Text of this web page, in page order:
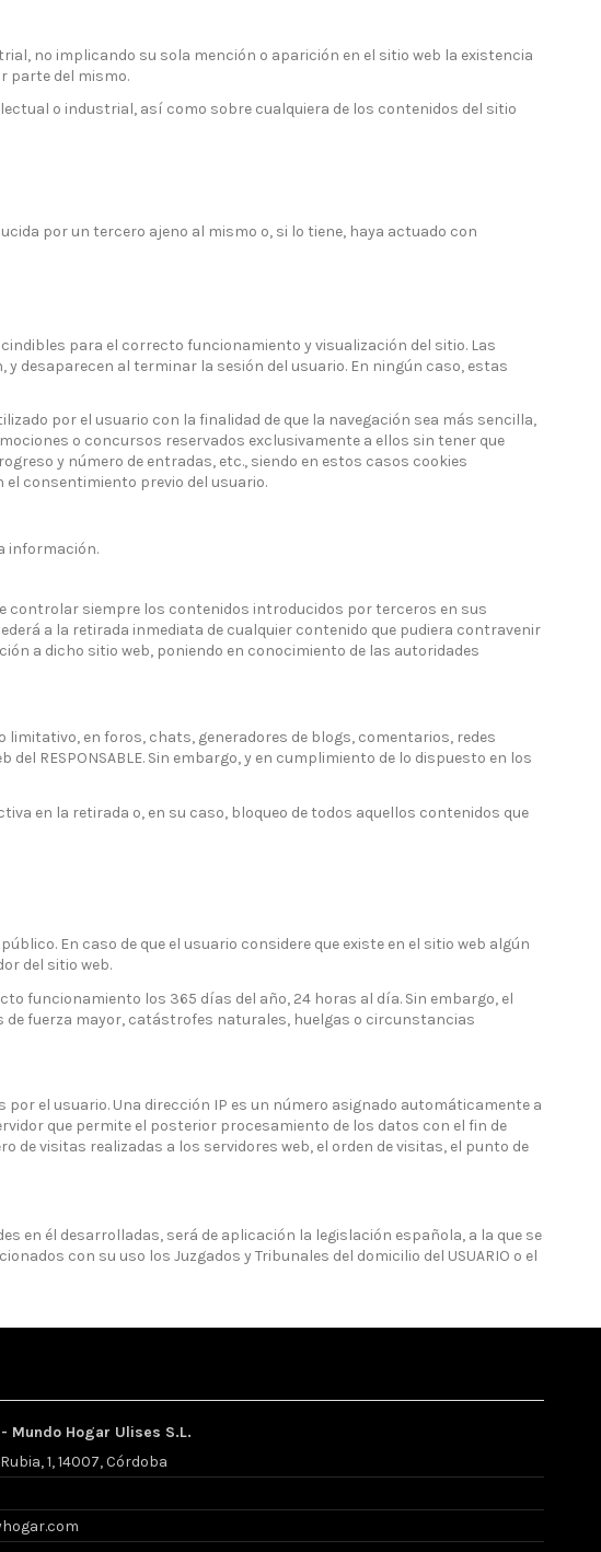
no implicando su sola mención o aparición en el sitio web la existencia
parte del mismo.
o industrial, así como sobre cualquiera de los contenidos del sitio
por un tercero ajeno al mismo o, si lo tiene, haya actuado con
para el correcto funcionamiento y visualización del sitio. Las
desaparecen al terminar la sesión del usuario. En ningún caso, estas
por el usuario con la finalidad de que la navegación sea más sencilla,
o concursos reservados exclusivamente a ellos sin tener que
y número de entradas, etc., siendo en estos casos cookies
consentimiento previo del usuario.
información.
controlar siempre los contenidos introducidos por terceros en sus
a la retirada inmediata de cualquier contenido que pudiera contravenir
a dicho sitio web, poniendo en conocimiento de las autoridades
limitativo, en foros, chats, generadores de blogs, comentarios, redes
RESPONSABLE. Sin embargo, y en cumplimiento de lo dispuesto en los
en la retirada o, en su caso, bloqueo de todos aquellos contenidos que
En caso de que el usuario considere que existe en el sitio web algún
del sitio web.
funcionamiento los 365 días del año, 24 horas al día. Sin embargo, el
de fuerza mayor, catástrofes naturales, huelgas o circunstancias
el usuario. Una dirección IP es un número asignado automáticamente a
que permite el posterior procesamiento de los datos con el fin de
visitas realizadas a los servidores web, el orden de visitas, el punto de
en él desarrolladas, será de aplicación la legislación española, a la que se
con su uso los Juzgados y Tribunales del domicilio del USUARIO o el
Mundo Hogar Ulises S.L.
1, 14007, Córdoba